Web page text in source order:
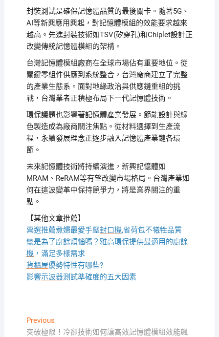
封裝測試是確保記憶體品質的最後關卡。隨著5G、
AI等新興應用興起，對記憶體模組的效能要求越來
越高。先進封裝技術如TSV(矽穿孔)和Chiplet設計正
改變傳統記憶體模組的架構。
台灣記憶體模組廠商在全球市場佔有重要地位。從
關鍵零組件供應到系統整合，台灣廠商建立了完整
的產業生態系。面對地緣政治與供應鏈重組的挑
戰，台灣業者正積極布局下一代記憶體技術。
環保議題也影響著記憶體產業發展。節能設計與綠
色製造成為廠商關注焦點。從材料選擇到生產流
程，永續發展理念正逐步融入記憶體產業鏈各環
節。
未來記憶體技術將持續演進，新興記憶體如
MRAM、ReRAM等有望改變市場格局。台灣產業如
何在這波變革中保持競爭力，將是業界關注的重
點。
【其他文章推薦】
票選推薦煮婦最愛手壓封口機,省荷包不犧牲品質
總是為了廚餘煩惱嗎？雅高環保提供最適用的廚餘
機，滿足多樣需求
貨櫃屋優勢特性有哪些?
影響示波器測試準確度的五大因素
文
PreviousPrevious
post:
突破極限！冷卻技術如何讓高效記憶體模組效能飆